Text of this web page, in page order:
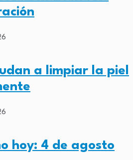
a limpiar la piel
hoy: 4 de agosto